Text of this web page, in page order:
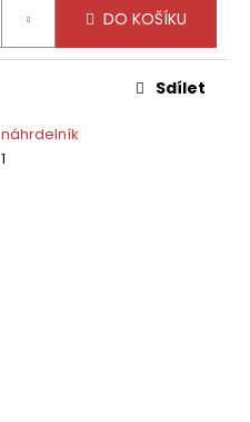
DO KOŠÍKU
náhrdelník
1
Sdílet